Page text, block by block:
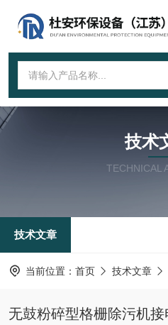
技术
TECHNICAL
技术文章
当前位置： 首页 技术文章
无鼓粉碎型格栅除污机